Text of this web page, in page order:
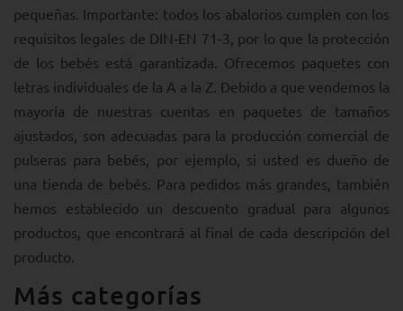
pequeñas. Importante: todos los abalorios cumplen con los
requisitos legales de DIN-EN 71-3, por lo que la protección
de los bebés está garantizada. Ofrecemos paquetes con
letras individuales de la A a la Z. Debido a que vendemos la
mayoría de nuestras cuentas en paquetes de tamaños
ajustados, son adecuadas para la producción comercial de
pulseras para bebés, por ejemplo, si usted es dueño de
una tienda de bebés. Para pedidos más grandes, también
hemos establecido un descuento gradual para algunos
productos, que encontrará al final de cada descripción del
producto.
Más categorías